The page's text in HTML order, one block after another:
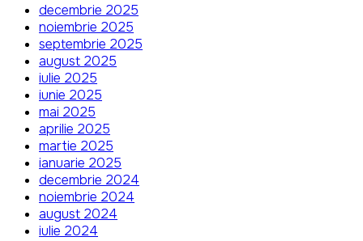
decembrie 2025
noiembrie 2025
septembrie 2025
august 2025
iulie 2025
iunie 2025
mai 2025
aprilie 2025
martie 2025
ianuarie 2025
decembrie 2024
noiembrie 2024
august 2024
iulie 2024